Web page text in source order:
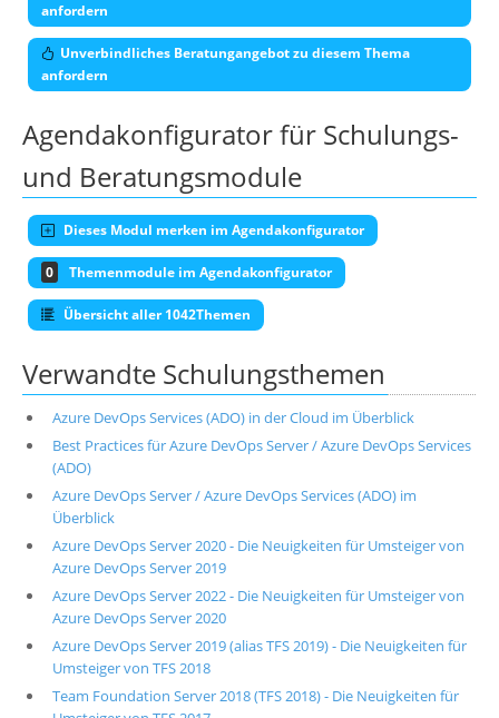
anfordern
Unverbindliches Beratungangebot zu diesem Thema
anfordern
Agendakonfigurator für Schulungs-
und Beratungsmodule
Dieses Modul merken im Agendakonfigurator
0 Themenmodule im Agendakonfigurator
Übersicht aller 1042Themen
Verwandte Schulungsthemen
Azure DevOps Services (ADO) in der Cloud im Überblick
Best Practices für Azure DevOps Server / Azure DevOps Services
(ADO)
Azure DevOps Server / Azure DevOps Services (ADO) im
Überblick
Azure DevOps Server 2020 - Die Neuigkeiten für Umsteiger von
Azure DevOps Server 2019
Azure DevOps Server 2022 - Die Neuigkeiten für Umsteiger von
Azure DevOps Server 2020
Azure DevOps Server 2019 (alias TFS 2019) - Die Neuigkeiten für
Umsteiger von TFS 2018
Team Foundation Server 2018 (TFS 2018) - Die Neuigkeiten für